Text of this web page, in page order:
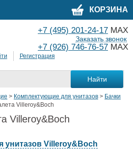
КОРЗИНА
Регистрация
+7 (495) 201-24-17 MAX
+7 (926) 746-76-57 MAX
Заказать звонок
> Комплектующие для унитазов > Бачки
Villeroy&Boch
Villeroy&Boch
унитазов Villeroy&Boch